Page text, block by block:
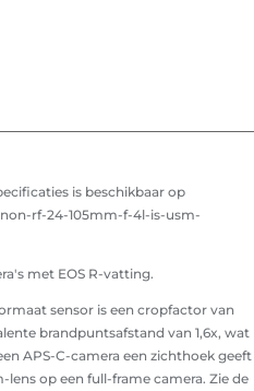
is beschikbaar op
rf-24-105mm-f-4l-is-usm-
met EOS R-vatting.
sensor is een cropfactor van
brandpuntsafstand van 1,6x, wat
APS-C-camera een zichthoek geeft
lens op een full-frame camera. Zie de